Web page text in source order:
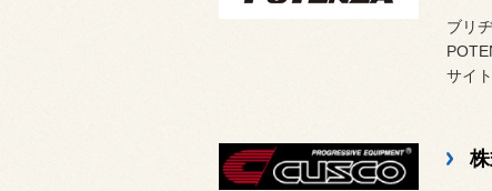
ブリ
サイ